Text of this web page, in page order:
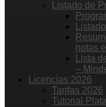
Listado de
notas
Lista
–
Licencias 2026
Tarifas 2026
Tutorial